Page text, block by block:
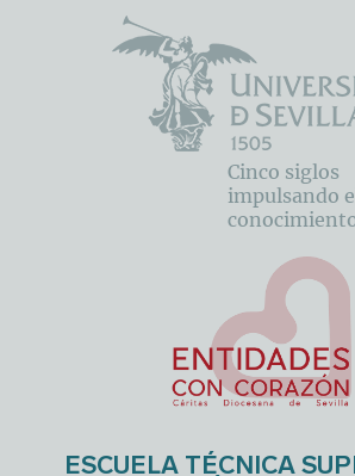
Cinco siglos
impulsando
ESCUELA TÉCNICA